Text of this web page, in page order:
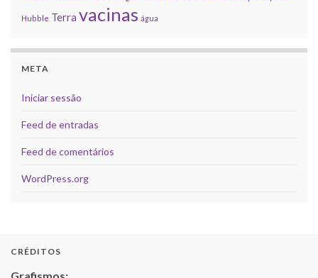
Hubble Terra vacinas água
META
Iniciar sessão
Feed de entradas
Feed de comentários
WordPress.org
CRÉDITOS